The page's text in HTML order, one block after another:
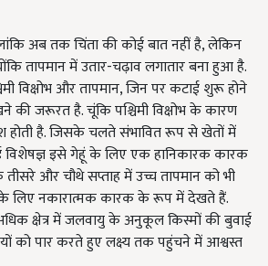
अब तक चिंता की कोई बात नहीं है, लेकिन
तापमान में उतार-चढ़ाव लगातार बना हुआ है.
विक्षोभ और तापमान, जिन पर कटाई शुरू होने
जरूरत है. चूंकि पश्चिमी विक्षोभ के कारण
होती है. जिसके चलते संभावित रूप से खेतों में
विशेषज्ञ इसे गेहूं के लिए एक हानिकारक कारक
और चौथे सप्ताह में उच्च तापमान को भी
के लिए नकारात्मक कारक के रूप में देखते हैं.
क्षेत्र में जलवायु के अनुकूल किस्मों की बुवाई
को पार करते हुए लक्ष्य तक पहुंचने में आश्वस्त